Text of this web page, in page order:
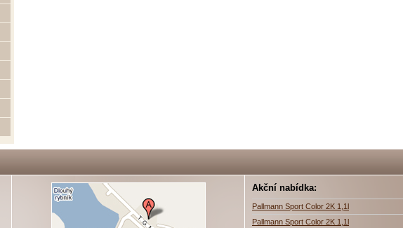
Akční nabídka:
Pallmann Sport Color 2K 1,1l
Pallmann Sport Color 2K 1,1l